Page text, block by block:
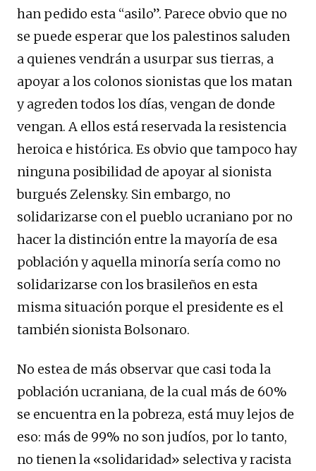
han pedido esta “asilo”. Parece obvio que no
se puede esperar que los palestinos saluden
a quienes vendrán a usurpar sus tierras, a
apoyar a los colonos sionistas que los matan
y agreden todos los días, vengan de donde
vengan. A ellos está reservada la resistencia
heroica e histórica. Es obvio que tampoco hay
ninguna posibilidad de apoyar al sionista
burgués Zelensky. Sin embargo, no
solidarizarse con el pueblo ucraniano por no
hacer la distinción entre la mayoría de esa
población y aquella minoría sería como no
solidarizarse con los brasileños en esta
misma situación porque el presidente es el
también sionista Bolsonaro.
No estea de más observar que casi toda la
población ucraniana, de la cual más de 60%
se encuentra en la pobreza, está muy lejos de
eso: más de 99% no son judíos, por lo tanto,
no tienen la «solidaridad» selectiva y racista